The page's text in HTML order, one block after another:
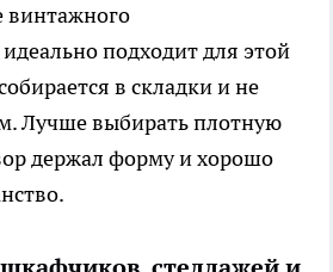
винтажного
подходит для этой
в складки и не
Лучше выбирать плотную
держал форму и хорошо